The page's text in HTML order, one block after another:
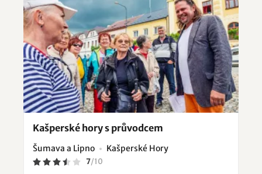
Kašperské hory s průvodcem
Šumava a Lipno Kašperské Hory
7/10